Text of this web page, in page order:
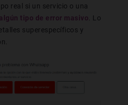
real si un servicio o una
algún tipo de error masivo. Lo
superespecíficos y